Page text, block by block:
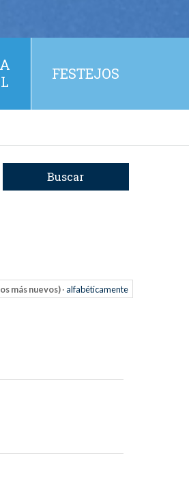
FESTEJOS
más nuevos) ·alfabéticamente